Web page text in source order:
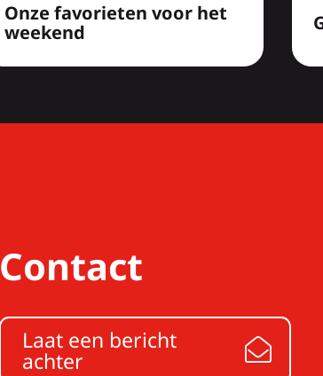
Onze favorieten voor het
weekend
Contact
Laat een bericht
achter